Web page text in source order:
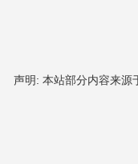
声明: 本站部分内容来源